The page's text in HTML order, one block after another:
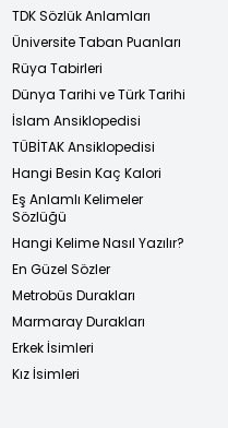
TDK Sözlük Anlamları
Üniversite Taban Puanları
Rüya Tabirleri
Dünya Tarihi ve Türk Tarihi
İslam Ansiklopedisi
TÜBİTAK Ansiklopedisi
Hangi Besin Kaç Kalori
Eş Anlamlı Kelimeler
Sözlüğü
Hangi Kelime Nasıl Yazılır?
En Güzel Sözler
Metrobüs Durakları
Marmaray Durakları
Erkek İsimleri
Kız İsimleri